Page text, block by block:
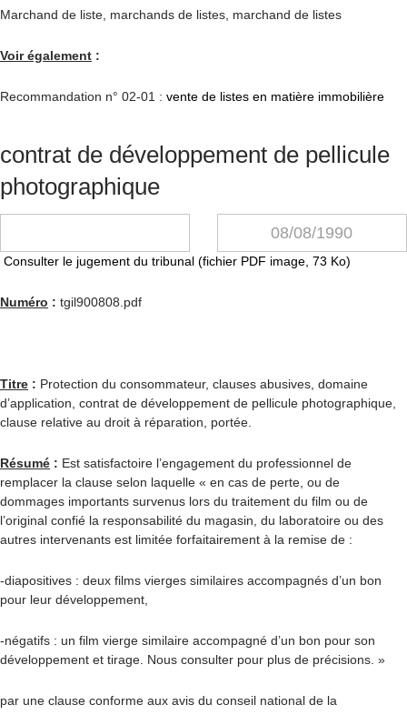
Marchand de liste, marchands de listes, marchand de listes
Voir également :
Recommandation n° 02-01 : vente de listes en matière immobilière
contrat de développement de pellicule
photographique
08/08/1990
Consulter le jugement du tribunal (fichier PDF image, 73 Ko)
Numéro : tgil900808.pdf
Titre : Protection du consommateur, clauses abusives, domaine
d’application, contrat de développement de pellicule photographique,
clause relative au droit à réparation, portée.
Résumé : Est satisfactoire l’engagement du professionnel de
remplacer la clause selon laquelle « en cas de perte, ou de
dommages importants survenus lors du traitement du film ou de
l’original confié la responsabilité du magasin, du laboratoire ou des
autres intervenants est limitée forfaitairement à la remise de :
-diapositives : deux films vierges similaires accompagnés d’un bon
pour leur développement,
-négatifs : un film vierge similaire accompagné d’un bon pour son
développement et tirage. Nous consulter pour plus de précisions. »
par une clause conforme aux avis du conseil national de la